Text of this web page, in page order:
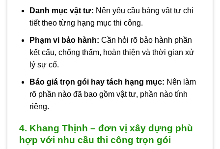
Danh mục vật tư: Nên yêu cầu bảng vật tư chi
tiết theo từng hạng mục thi công.
Phạm vi bảo hành: Cần hỏi rõ bảo hành phần
kết cấu, chống thấm, hoàn thiện và thời gian xử
lý sự cố.
Báo giá trọn gói hay tách hạng mục: Nên làm
rõ phần nào đã bao gồm vật tư, phần nào tính
riêng.
4. Khang Thịnh – đơn vị xây dựng phù
hợp với nhu cầu thi công trọn gói